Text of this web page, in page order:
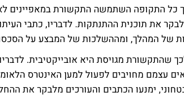
כל התקופה השתמשה התקשורת במאפיינים
את תוכנית ההתנתקות. לדבריו, כתבי
של המהלך, ומההשלכות של המבצע על
שהתקשורת מגויסת היא אובייקטיבית.
עצמם מחויבים לפעול למען האינטרס
ימנעו הכתבים והעורכים מלבקר את